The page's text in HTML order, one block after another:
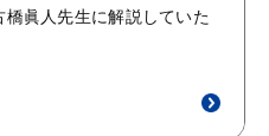
眞人先生に解説していた